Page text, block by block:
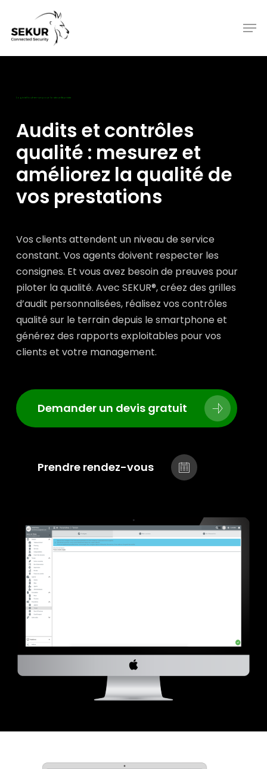
main
Logiciel tout-en-un pour la sécurité privée
Audits et contrôles
qualité : mesurez et
améliorez la qualité de
vos prestations
Vos clients attendent un niveau de service
constant. Vos agents doivent respecter les
consignes. Et vous avez besoin de preuves pour
piloter la qualité. Avec SEKUR®, créez des grilles
d’audit personnalisées, réalisez vos contrôles
qualité sur le terrain depuis le smartphone et
générez des rapports exploitables pour vos
clients et votre management.
Demander un devis gratuit
Prendre rendez-vous